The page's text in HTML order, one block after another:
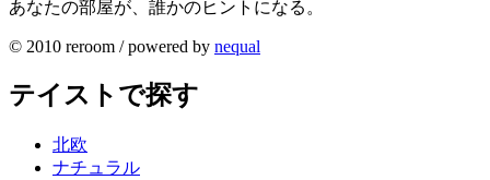
あなたの部屋が、誰かのヒントになる。
© 2010 reroom / powered by nequal
テイストで探す
北欧
ナチュラル